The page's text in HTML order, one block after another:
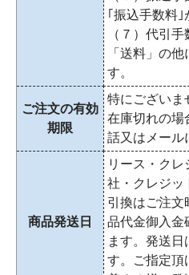
｢振込手数料｣
（７）代引
「送料」の
す。
ご注文の有効
期限
特にございま
在庫切れの場
話又はメール
商品発送日
リース・ク
社・クレジッ
引換はご注文
品代金御入金
ます。発送日
す。ご指定頂